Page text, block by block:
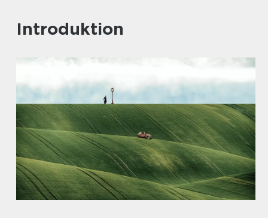
Introduktion